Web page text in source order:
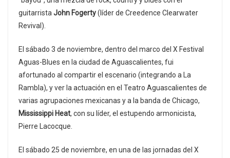
guitarristaJohn Fogerty(líder de Creedence Clearwater
Revival).
El sábado 3 de noviembre, dentro del marco del X Festival
Aguas-Blues en la ciudad de Aguascalientes, fui
afortunado al compartir el escenario (integrando a La
Rambla), y ver la actuación en el Teatro Aguascalientes de
varias agrupaciones mexicanas y a la banda de Chicago,
Mississippi Heat, con su líder, el estupendo armonicista,
Pierre Lacocque.
El sábado 25 de noviembre, en una de las jornadas del X